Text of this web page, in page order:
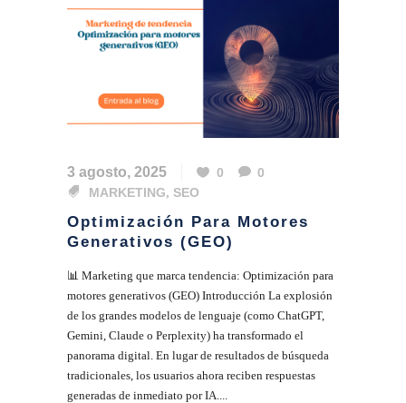
3 agosto, 2025 0
0
MARKETING, SEO
Optimización Para Motores
Generativos (GEO)
📊 Marketing que marca tendencia: Optimización para
motores generativos (GEO) Introducción La explosión
de los grandes modelos de lenguaje (como ChatGPT,
Gemini, Claude o Perplexity) ha transformado el
panorama digital. En lugar de resultados de búsqueda
tradicionales, los usuarios ahora reciben respuestas
generadas de inmediato por IA....